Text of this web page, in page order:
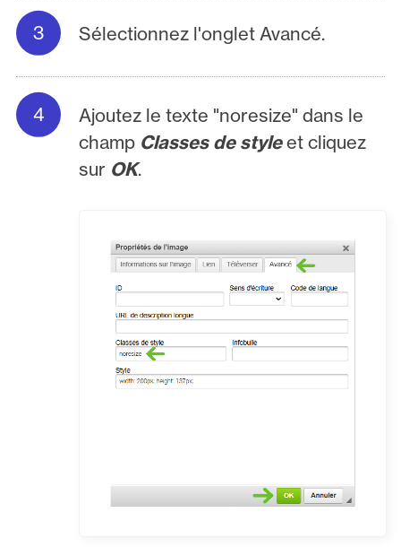
Sélectionnez l'onglet Avancé.
Ajoutez le texte "noresize" dans le
champ Classes de styleet cliquez
sur OK.